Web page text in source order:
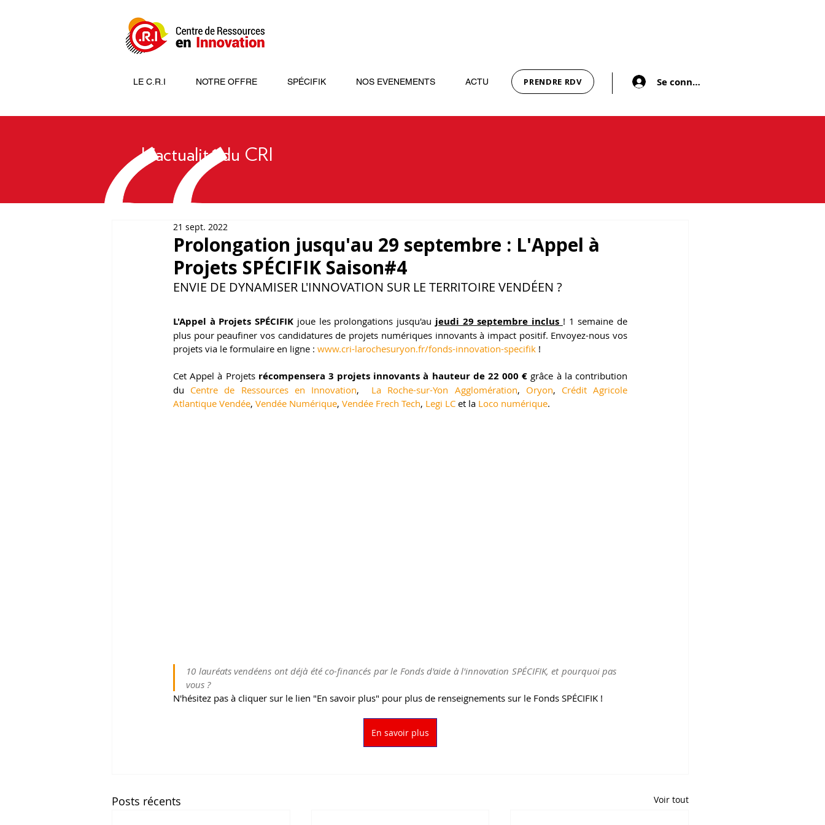
LE C.R.I NOTRE OFFRE SPÉCIFIK NOS EVENEMENTS ACTU PRENDRE RDV Se connecter
L'actualité du CRI
Prolongation jusqu'au 29 septembre : L'Appel à
Projets SPÉCIFIK Saison#4
21 sept. 2022
ENVIE DE DYNAMISER L'INNOVATION SUR LE TERRITOIRE VENDÉEN ?
L'Appel à Projets SPÉCIFIK joue les prolongations jusqu'au jeudi 29 septembre inclus ! 1 semaine de
plus pour peaufiner vos candidatures de projets numériques innovants à impact positif. Envoyez-nous vos
projets via le formulaire en ligne : www.cri-larochesuryon.fr/fonds-innovation-specifik !
Cet Appel à Projets récompensera 3 projets innovants à hauteur de 22 000 € grâce à la contribution
du Centre de Ressources en Innovation, La Roche-sur-Yon Agglomération, Oryon, Crédit Agricole
Atlantique Vendée, Vendée Numérique, Vendée Frech Tech, Legi LC et la Loco numérique.
10 lauréats vendéens ont déjà été co-financés par le Fonds d'aide à l'innovation SPÉCIFIK, et pourquoi pas
vous️ ?
N'hésitez pas à cliquer sur le lien "En savoir plus" pour plus de renseignements sur le Fonds SPÉCIFIK !
En savoir plus
Posts récents Voir tout